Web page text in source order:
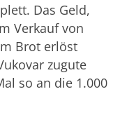
Das Geld,
Verkauf von
Brot erlöst
zugute
so an die 1.000